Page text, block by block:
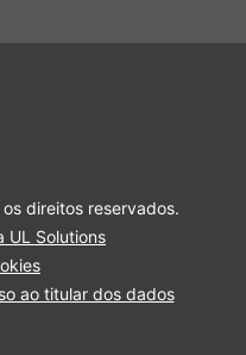
direitos reservados.
UL Solutions
ao titular dos dados